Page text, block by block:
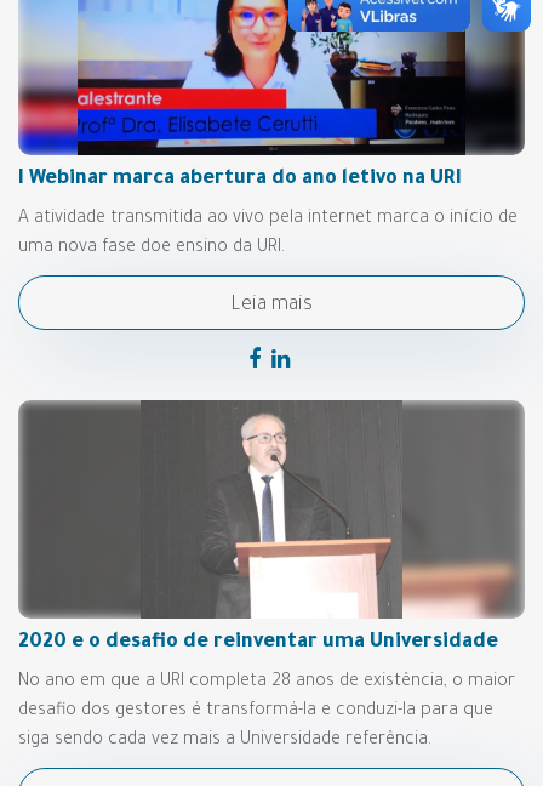
I Webinar marca abertura do ano letivo na URI
A atividade transmitida ao vivo pela internet marca o início de
uma nova fase doe ensino da URI.
Leia mais
2020 e o desafio de reinventar uma Universidade
No ano em que a URI completa 28 anos de existência, o maior
desafio dos gestores é transformá-la e conduzi-la para que
siga sendo cada vez mais a Universidade referência.